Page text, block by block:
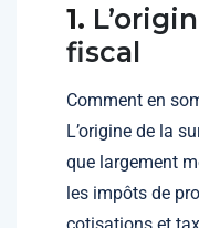
1.
fiscal
Comment en
L’origine de la
que largement
les impôts de